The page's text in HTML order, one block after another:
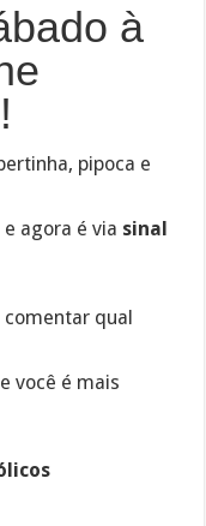
à
pipoca e
agora é via sinal
comentar qual
você é mais